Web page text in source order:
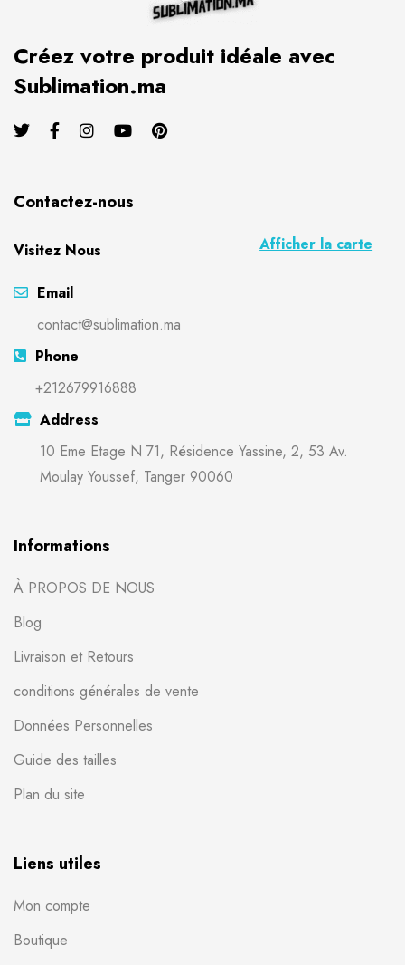
Créez votre produit idéale avec
Sublimation.ma
Contactez-nous
Visitez Nous Afficher la carte
Email
contact@sublimation.ma
Phone
+212679916888
Address
10 Eme Etage N 71, Résidence Yassine, 2, 53 Av.
Moulay Youssef, Tanger 90060
Informations
À PROPOS DE NOUS
Blog
Livraison et Retours
conditions générales de vente
Données Personnelles
Guide des tailles
Plan du site
Liens utiles
Mon compte
Boutique